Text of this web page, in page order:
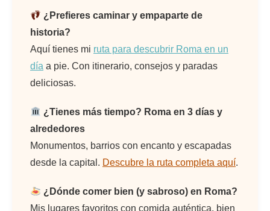
¿Prefieres caminar y empaparte de
historia?
Aquí tienes mi ruta para descubrir Roma en un
día a pie. Con itinerario, consejos y paradas
deliciosas.
¿Tienes más tiempo? Roma en 3 días y
alrededores
Monumentos, barrios con encanto y escapadas
desde la capital. Descubre la ruta completa aquí.
¿Dónde comer bien (y sabroso) en Roma?
Mis lugares favoritos con comida auténtica, bien